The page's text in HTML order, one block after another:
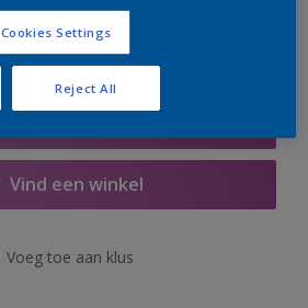
Vind een winkel
Voeg toe aan klus
Cookies Settings
Reject All